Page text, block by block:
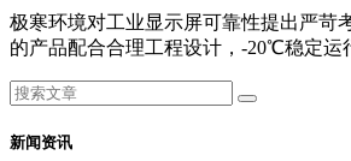
极寒环境对工业显示屏可靠性提出严苛
的产品配合合理工程设计，-20℃稳定运
新闻资讯